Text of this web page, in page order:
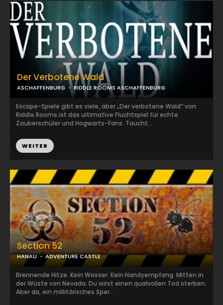
Der Verbotene Wald
ASCHAFFENBURG RIDDLE ROOMS ASCHAFFENBURG
Escape-Spiele gibt es viele, aber „Der verbotene Wald“ von
Riddle Rooms ist das ultimative Fluchtspiel für echte
Zauberschüler und Hogwarts-Fans. Taucht...
WEITER
Section 52
HANAU ADVENTURE CASTLE
Brennende Hitze. Kein Wasser. Kein Handyempfang. Mitten in
der Wüste von Nevada. Du wirst einen qualvollen Tod sterben.
Aber da, ein millitärisches Sper...